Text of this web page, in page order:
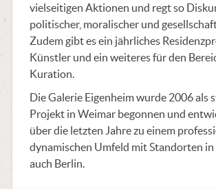
vielseitigen Aktionen und regt so
politischer, moralischer und
Zudem gibt es ein jährliches
Künstler und ein weiteres für den
Kuration.
Die Galerie Eigenheim wurde 2006 als
Projekt in Weimar begonnen und
über die letzten Jahre zu einem
dynamischen Umfeld mit Standorten in
auch Berlin.